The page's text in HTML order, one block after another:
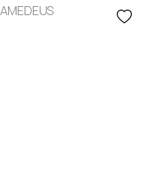
AMEDEUS